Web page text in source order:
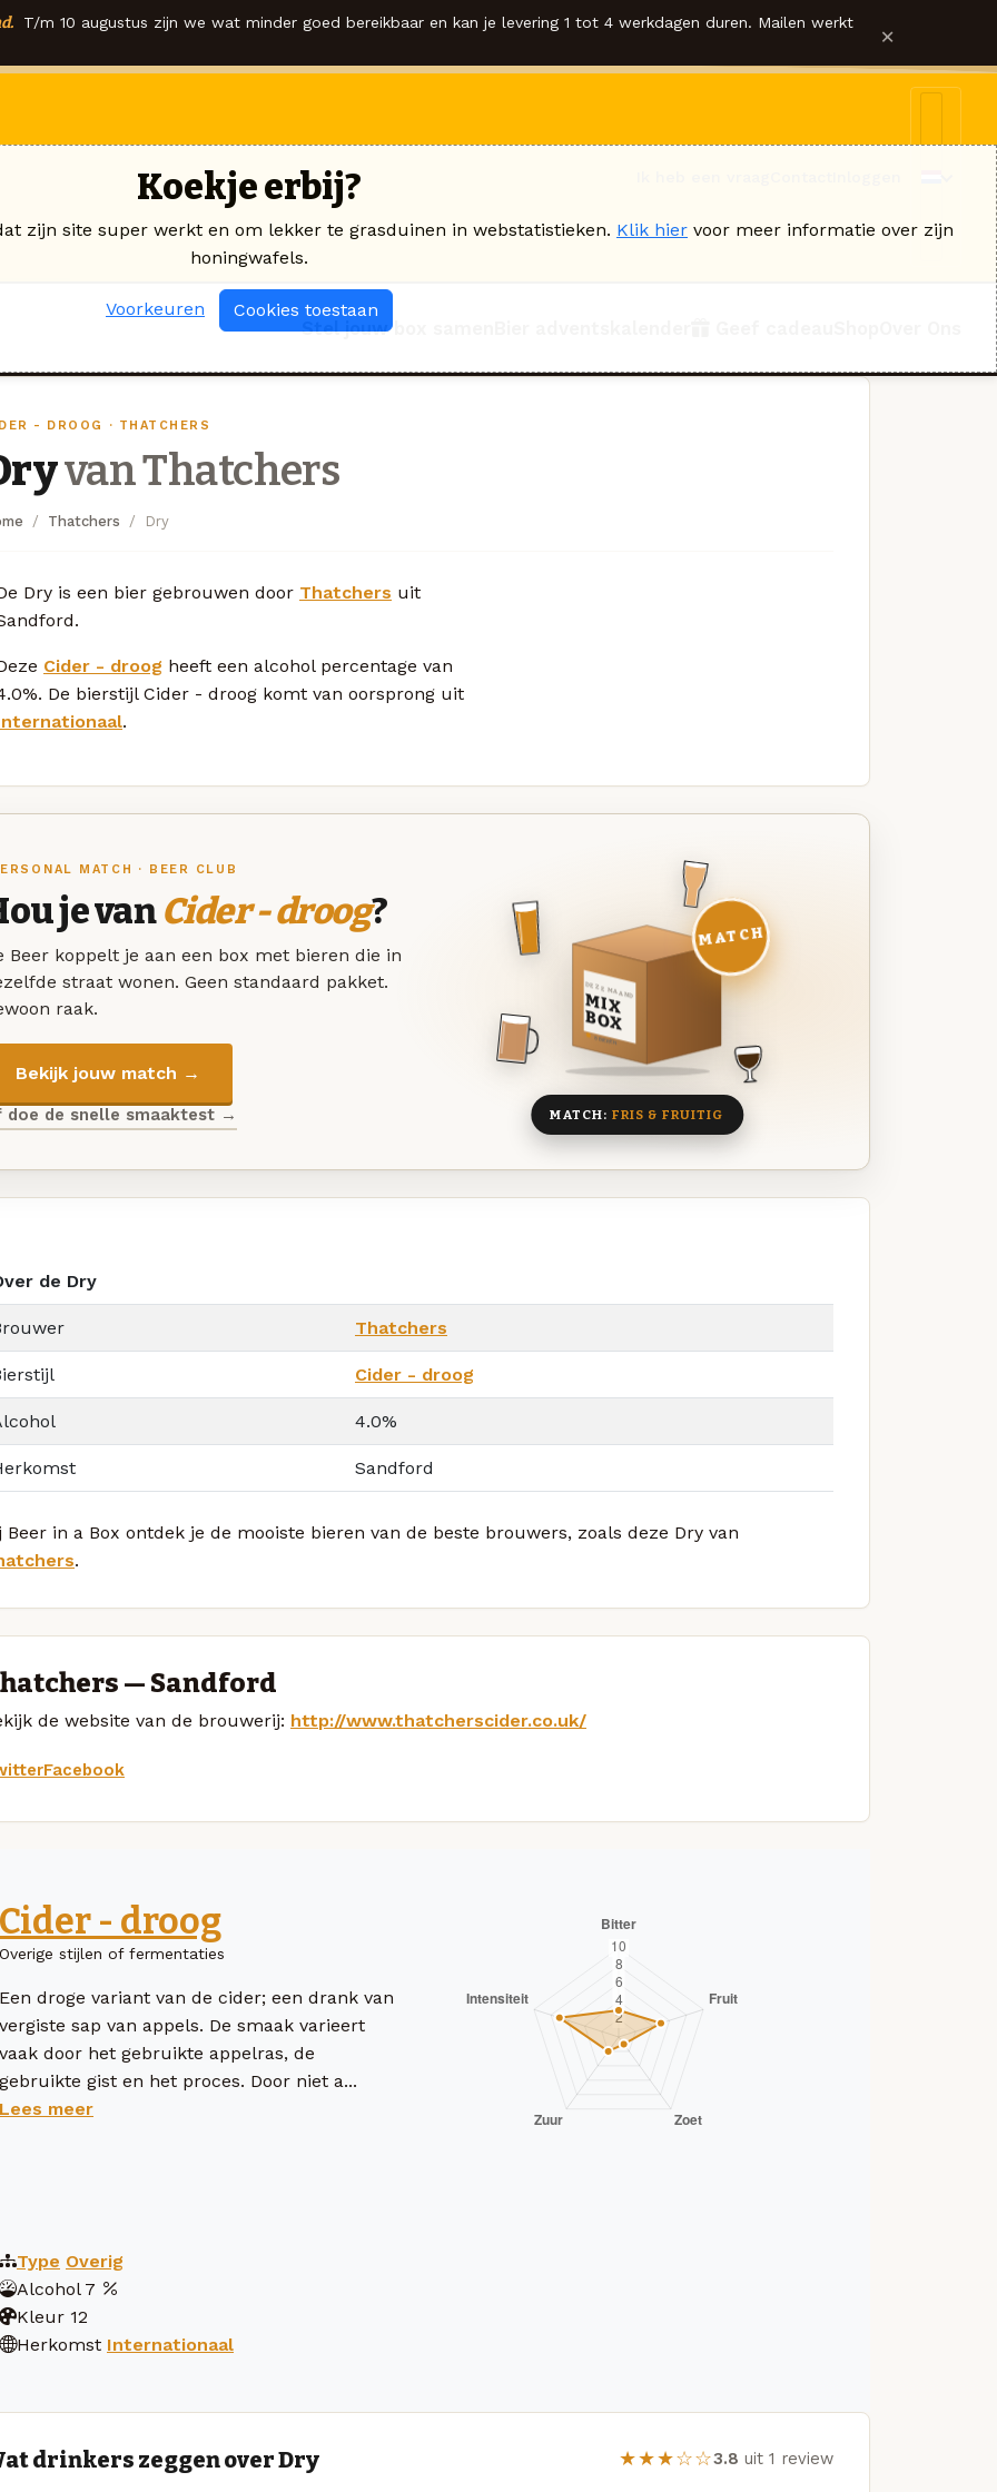
T/m 10 augustus zijn we wat minder goed bereikbaar en kan je levering 1 tot 4 werkdagen duren. Mailen werkt ×
Stel jouw box samen
- DROOG · THATCHERS
van Thatchers
Thatchers Dry
Dry is een bier gebrouwen door Thatchers uit
Cider - droog heeft een alcohol percentage van
De bierstijl Cider - droog komt van oorsprong uit
.
MATCH · BEER CLUB
je vanCider - droog?
Beer koppelt je aan een box met bieren die in
straat wonen. Geen standaard pakket.
raak.
Bekijk jouw match →
doe de snelle smaaktest →
DEZE MAAND
MIX
BOX
8 BIEREN
MATCH
MATCH: FRIS & FRUITIG
de Dry
Thatchers
Cider - droog
4.0%
Sandford
Beer in a Box ontdek je de mooiste bieren van de beste brouwers, zoals deze Dry van
.
— Sandford
de website van de brouwerij: http://www.thatcherscider.co.uk/
Facebook
Cider - droog
Overige stijlen of fermentaties
Een droge variant van de cider; een drank van
vergiste sap van appels. De smaak varieert
vaak door het gebruikte appelras, de
gebruikte gist en het proces. Door niet a...
Lees meer
Type Overig
Alcohol 7
Kleur 12
Herkomst Internationaal
drinkers zeggen over Dry ★★★☆☆3.8 uit 1 review
Koekje erbij?
zijn site super werkt en om lekker te grasduinen in webstatistieken. Klik hier voor meer informatie over zijn
honingwafels.
Voorkeuren Cookies toestaan